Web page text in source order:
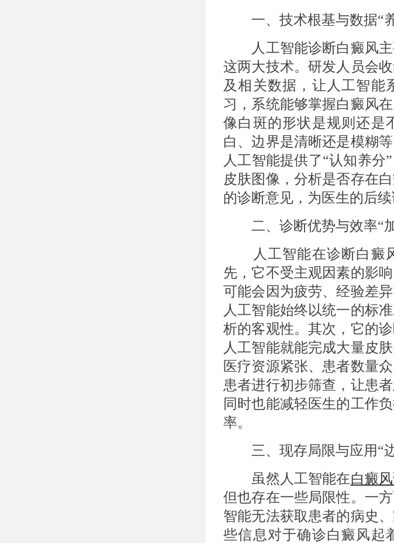
一、技术根基与数据“
人工智能诊断白癜风主
这两大技术。研发人员会
及相关数据，让人工智能
习，系统能够掌握白癜风
像白斑的形状是规则还是
白、边界是清晰还是模糊
人工智能提供了“认知养分
皮肤图像，分析是否存在
的诊断意见，为医生的后续
二、诊断优势与效率“
人工智能在诊断白癜
先，它不受主观因素的影
可能会因为疲劳、经验差
人工智能始终以统一的标
析的客观性。其次，它的
人工智能就能完成大量皮
医疗资源紧张、患者数量
患者进行初步筛查，让患
同时也能减轻医生的工作
率。
三、现存局限与应用“
虽然人工智能在白癜
但也存在一些局限性。一
智能无法获取患者的病史
些信息对于确诊白癜风起